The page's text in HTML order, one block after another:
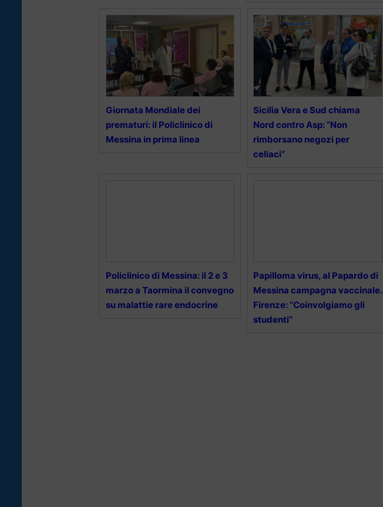
Giornata Mondiale dei
prematuri: il Policlinico di
Messina in prima linea
Sicilia Vera e Sud chiama
Nord contro Asp: “Non
rimborsano negozi per
celiaci”
Policlinico di Messina: il 2 e 3
marzo a Taormina il convegno
su malattie rare endocrine
Papilloma virus, al Papardo di
Messina campagna vaccinale.
Firenze: “Coinvolgiamo gli
studenti”